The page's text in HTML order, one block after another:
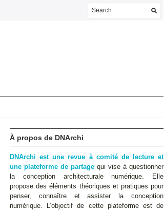
À propos de DNArchi
DNArchi est une revue à comité de lecture et
une plateforme de partage qui vise à questionner
la conception architecturale numérique. Elle
propose des éléments théoriques et pratiques pour
penser, connaître et assister la conception
numérique. L’objectif de cette plateforme est de